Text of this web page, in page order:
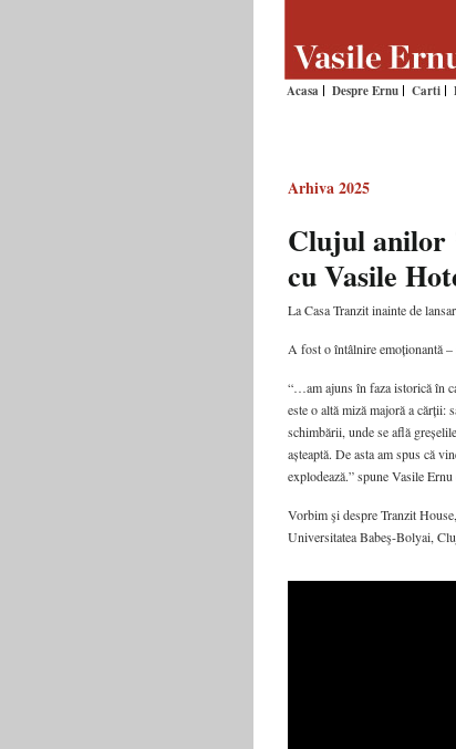
Acasa Despre Ernu Carti
Arhiva 2025
Clujul anilor
cu Vasile
La Casa Tranzit inainte de
A fost o întâlnire emoționantă
“…am ajuns în faza istorică în
este o altă miză majoră a cărții:
schimbării, unde se află
așteaptă. De asta am spus că
explodează.” spune Vasile
Vorbim şi despre Tranzit
Universitatea Babeş-Bolyai,